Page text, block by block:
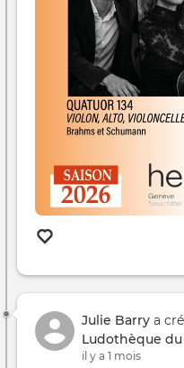
Julie Barry a
Ludothèque
il y a 1 mois